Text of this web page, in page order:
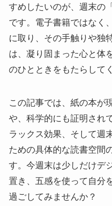
すめしたいのが、週末の
です。電子書籍ではなく
に取り、その手触りや独
は、凝り固まった心と体
のひとときをもたらして
この記事では、紙の本が
や、科学的にも証明され
ラックス効果、そして週
ための具体的な読書空間
す。今週末は少しだけデ
置き、五感を使って自分
過ごしてみませんか？